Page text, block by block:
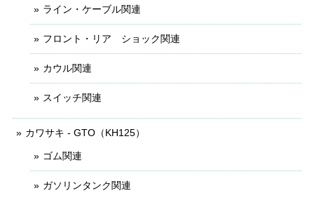
ライン・ケーブル関連
フロント・リア ショック関連
カウル関連
スイッチ関連
カワサキ - GTO（KH125）
ゴム関連
ガソリンタンク関連